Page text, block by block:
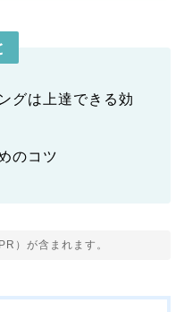
グは上達できる効
のコツ
）が含まれます。